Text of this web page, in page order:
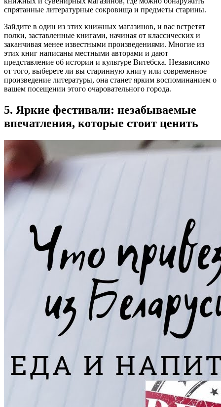
спрятанные литературные сокровища и предметы старины.
Зайдите в один из этих книжных магазинов, и вас встретят
полки, заставленные книгами, начиная от классических и
заканчивая менее известными произведениями. Многие из
этих книг написаны местными авторами и дают
представление об истории и культуре Витебска. Независимо
от того, выберете ли вы старинную книгу или современное
произведение литературы, она станет ярким воспоминанием о
вашем посещении этого очаровательного города.
5. Яркие фестивали: незабываемые
впечатления, которые стоит ценить